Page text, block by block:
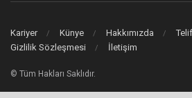
Kariyer Künye Hakkımızda
Gizlilik Sözleşmesi
İletişim
© Tüm Hakları Saklıdır.